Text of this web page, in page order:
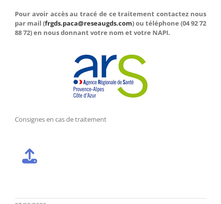
Pour avoir accès au tracé de ce traitement contactez nous
par mail (frgds.paca@reseaugds.com) ou téléphone (04 92 72
88 72) en nous donnant votre nom et votre NAPI.
Consignes en cas de traitement